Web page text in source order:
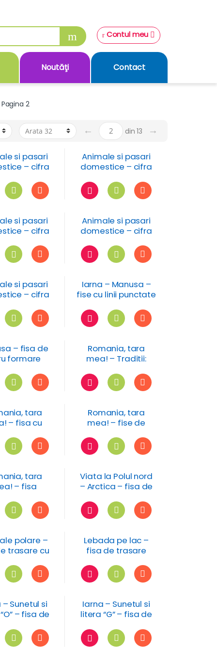
Contul meu
Noutăţi Contact
Pagina 2
← din 13 →
si pasari
– cifra
Animale si pasari
domestice – cifra
si pasari
– cifra
Animale si pasari
domestice – cifra
si pasari
– cifra
Iarna – Manusa –
fise cu linii punctate
– fisa de
formare
Romania, tara
mea! – Traditii:
trasare dupa
contur
tara
– fisa cu
Romania, tara
mea! – fise de
corespondentă cu ii
tara
– fisa
polulare
Viata la Polul nord
– Arctica – fisa de
0-10
polare –
trasare cu
Lebada pe lac –
fisa de trasare
Sunetul si
– fisa de
Iarna – Sunetul si
litera “G” – fisa de